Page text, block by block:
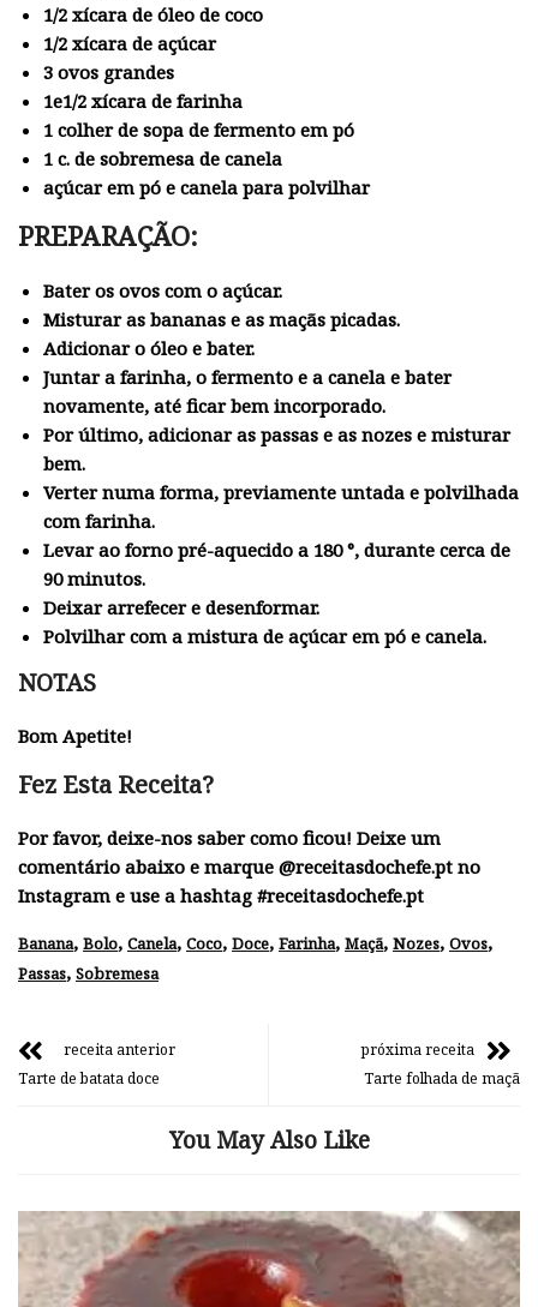
1/2 xícara de óleo de coco
1/2 xícara de açúcar
3 ovos grandes
1e1/2 xícara de farinha
1 colher de sopa de fermento em pó
1 c. de sobremesa de canela
açúcar em pó e canela para polvilhar
PREPARAÇÃO:
Bater os ovos com o açúcar.
Misturar as bananas e as maçãs picadas.
Adicionar o óleo e bater.
Juntar a farinha, o fermento e a canela e bater
novamente, até ficar bem incorporado.
Por último, adicionar as passas e as nozes e misturar
bem.
Verter numa forma, previamente untada e polvilhada
com farinha.
Levar ao forno pré-aquecido a 180 °, durante cerca de
90 minutos.
Deixar arrefecer e desenformar.
Polvilhar com a mistura de açúcar em pó e canela.
NOTAS
Bom Apetite!
Fez Esta Receita?
Por favor, deixe-nos saber como ficou! Deixe um
comentário abaixo e marque @receitasdochefe.pt no
Instagram e use a hashtag #receitasdochefe.pt
Banana, Bolo, Canela, Coco, Doce, Farinha, Maçã, Nozes, Ovos,
Passas, Sobremesa
receita anterior
Tarte de batata doce
próxima receita
Tarte folhada de maçã
You May Also Like